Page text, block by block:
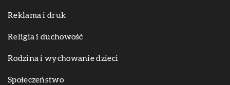
Reklama i druk
Religia i duchowość
Rodzina i wychowanie dzieci
Społeczeństwo